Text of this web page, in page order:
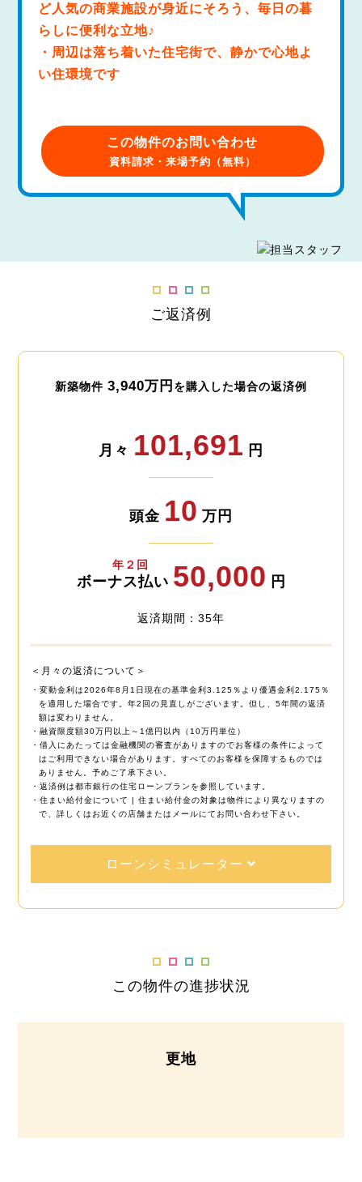
ど人気の商業施設が身近にそろう、毎日の暮
らしに便利な立地♪
・周辺は落ち着いた住宅街で、静かで心地よ
い住環境です
この物件のお問い合わせ
資料請求・来場予約（無料）
ご返済例
新築物件 3,940万円 を購入した場合の返済例
月々 101,691 円
頭金 10 万円
年２回
ボーナス払い 50,000 円
返済期間：35年
＜月々の返済について＞
・変動金利は2026年8月1日現在の基準金利3.125％より優遇金利2.175％
を適用した場合です。年2回の見直しがございます。但し、5年間の返済
額は変わりません。
・融資限度額30万円以上～1億円以内（10万円単位）
・借入にあたっては金融機関の審査がありますのでお客様の条件によって
はご利用できない場合があります。すべてのお客様を保障するものでは
ありません。予めご了承下さい。
・返済例は都市銀行の住宅ローンプランを参照しています。
・住まい給付金について | 住まい給付金の対象は物件により異なりますの
で、詳しくはお近くの店舗またはメールにてお問い合わせ下さい。
ローンシミュレーター
この物件の進捗状況
更地